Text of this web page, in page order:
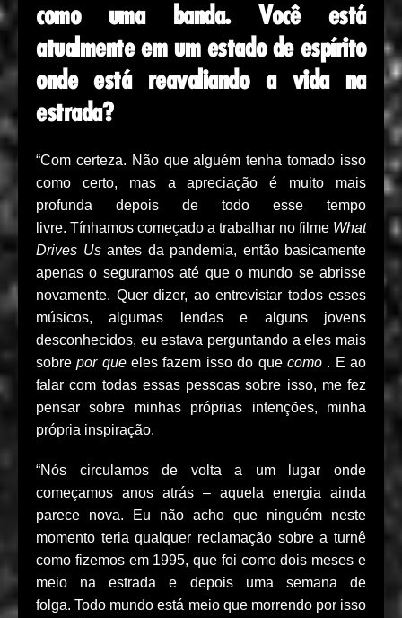
como uma banda. Você está
atualmente em um estado de espírito
onde está reavaliando a vida na
estrada?
“Com certeza. Não que alguém tenha tomado isso
como certo, mas a apreciação é muito mais
profunda depois de todo esse tempo
livre. Tínhamos começado a trabalhar no filme What
Drives Usantes da pandemia, então basicamente
apenas o seguramos até que o mundo se abrisse
novamente. Quer dizer, ao entrevistar todos esses
músicos, algumas lendas e alguns jovens
desconhecidos, eu estava perguntando a eles mais
sobrepor queeles fazem isso do que como. E ao
falar com todas essas pessoas sobre isso, me fez
pensar sobre minhas próprias intenções, minha
própria inspiração.
“Nós circulamos de volta a um lugar onde
começamos anos atrás – aquela energia ainda
parece nova. Eu não acho que ninguém neste
momento teria qualquer reclamação sobre a turnê
como fizemos em 1995, que foi como dois meses e
meio na estrada e depois uma semana de
folga. Todo mundo está meio que morrendo por isso